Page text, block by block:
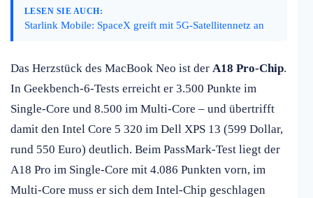
LESEN SIE AUCH:
Starlink Mobile: SpaceX greift mit 5G-Satellitennetz an
Das Herzstück des MacBook Neo ist der A18 Pro-Chip.
In Geekbench-6-Tests erreicht er 3.500 Punkte im
Single-Core und 8.500 im Multi-Core – und übertrifft
damit den Intel Core 5 320 im Dell XPS 13 (599 Dollar,
rund 550 Euro) deutlich. Beim PassMark-Test liegt der
A18 Pro im Single-Core mit 4.086 Punkten vorn, im
Multi-Core muss er sich dem Intel-Chip geschlagen